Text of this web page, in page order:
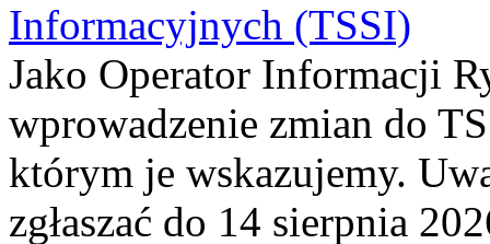
Informacyjnych (TSSI)
Jako Operator Informacji
wprowadzenie zmian do
którym je wskazujemy.
zgłaszać do 14 sierpnia